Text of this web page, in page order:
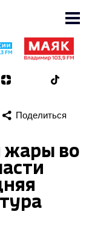
Поделиться
жары во